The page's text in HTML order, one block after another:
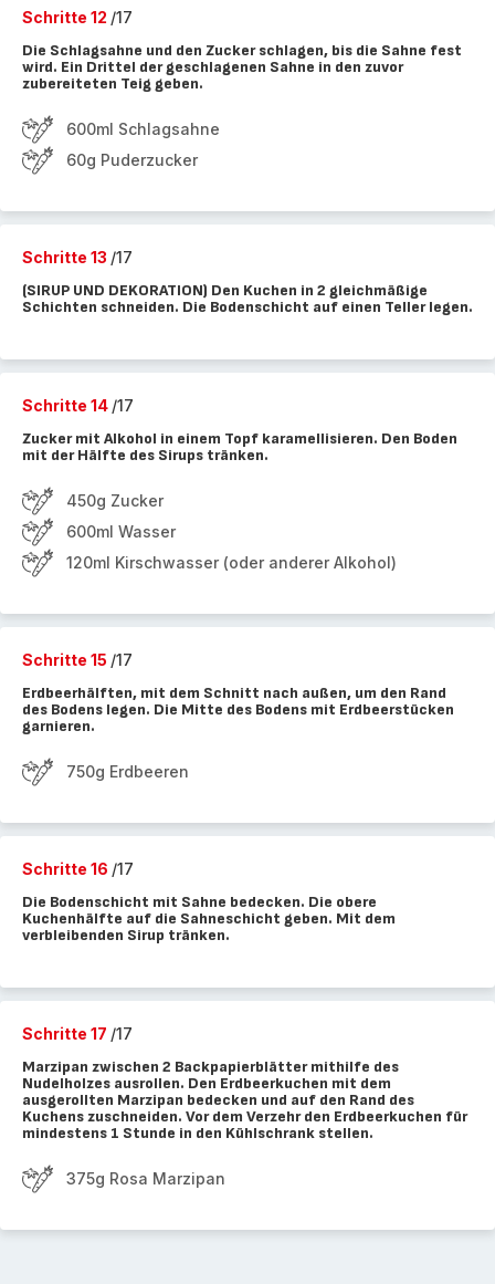
Schritte 12 /17
Die Schlagsahne und den Zucker schlagen, bis die Sahne fest
wird. Ein Drittel der geschlagenen Sahne in den zuvor
zubereiteten Teig geben.
600ml Schlagsahne
60g Puderzucker
Schritte 13 /17
(SIRUP UND DEKORATION) Den Kuchen in 2 gleichmäßige
Schichten schneiden. Die Bodenschicht auf einen Teller legen.
Schritte 14 /17
Zucker mit Alkohol in einem Topf karamellisieren. Den Boden
mit der Hälfte des Sirups tränken.
450g Zucker
600ml Wasser
120ml Kirschwasser (oder anderer Alkohol)
Schritte 15 /17
Erdbeerhälften, mit dem Schnitt nach außen, um den Rand
des Bodens legen. Die Mitte des Bodens mit Erdbeerstücken
garnieren.
750g Erdbeeren
Schritte 16 /17
Die Bodenschicht mit Sahne bedecken. Die obere
Kuchenhälfte auf die Sahneschicht geben. Mit dem
verbleibenden Sirup tränken.
Schritte 17 /17
Marzipan zwischen 2 Backpapierblätter mithilfe des
Nudelholzes ausrollen. Den Erdbeerkuchen mit dem
ausgerollten Marzipan bedecken und auf den Rand des
Kuchens zuschneiden. Vor dem Verzehr den Erdbeerkuchen für
mindestens 1 Stunde in den Kühlschrank stellen.
375g Rosa Marzipan